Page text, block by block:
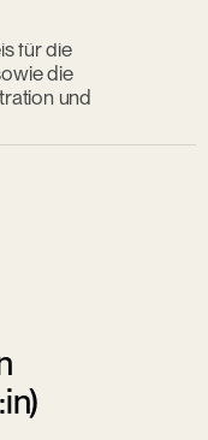
für die
die
und
VNB ein (oder